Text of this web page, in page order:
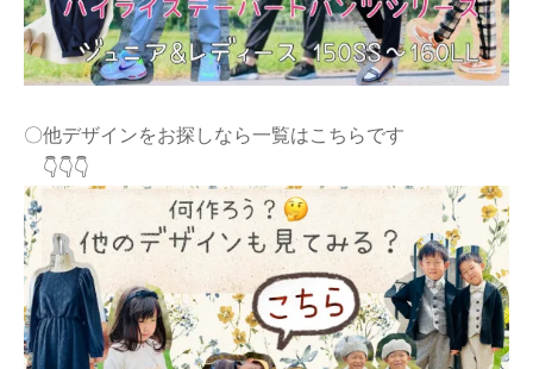
〇他デザインをお探しなら一覧はこちらです
👇👇👇